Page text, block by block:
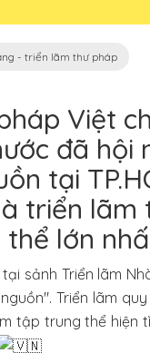
- triển lãm thư pháp
Việt
đã
tại
triển lãm
lớn
sảnh Triển lãm
Triển lãm
tập trung thể hiện